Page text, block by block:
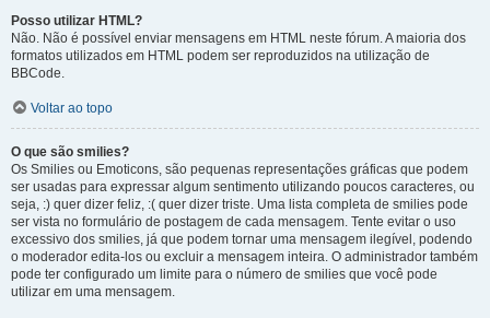
Posso utilizar HTML?
Não. Não é possível enviar mensagens em HTML neste fórum. A maioria dos
formatos utilizados em HTML podem ser reproduzidos na utilização de
BBCode.
Voltar ao topo
O que são smilies?
Os Smilies ou Emoticons, são pequenas representações gráficas que podem
ser usadas para expressar algum sentimento utilizando poucos caracteres, ou
seja, :) quer dizer feliz, :( quer dizer triste. Uma lista completa de smilies pode
ser vista no formulário de postagem de cada mensagem. Tente evitar o uso
excessivo dos smilies, já que podem tornar uma mensagem ilegível, podendo
o moderador edita-los ou excluir a mensagem inteira. O administrador também
pode ter configurado um limite para o número de smilies que você pode
utilizar em uma mensagem.